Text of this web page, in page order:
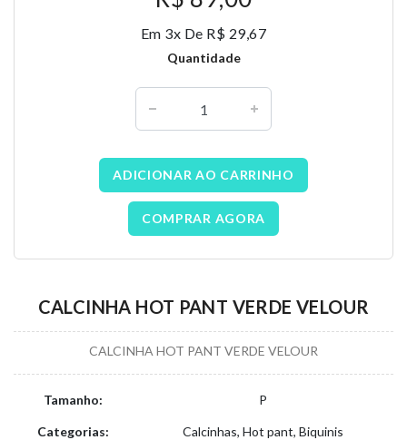
Em 3x De R$ 29,67
Quantidade
ADICIONAR AO CARRINHO
COMPRAR AGORA
CALCINHA HOT PANT VERDE VELOUR
CALCINHA HOT PANT VERDE VELOUR
Tamanho: P
Categorias: Calcinhas, Hot pant, Biquinis